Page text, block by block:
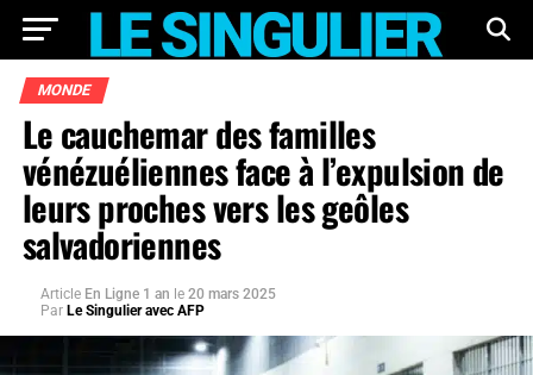
MONDE
Le cauchemar des familles
vénézuéliennes face à l’expulsion de
leurs proches vers les geôles
salvadoriennes
Article En Ligne 1 an le 20 mars 2025
Par Le Singulier avec AFP